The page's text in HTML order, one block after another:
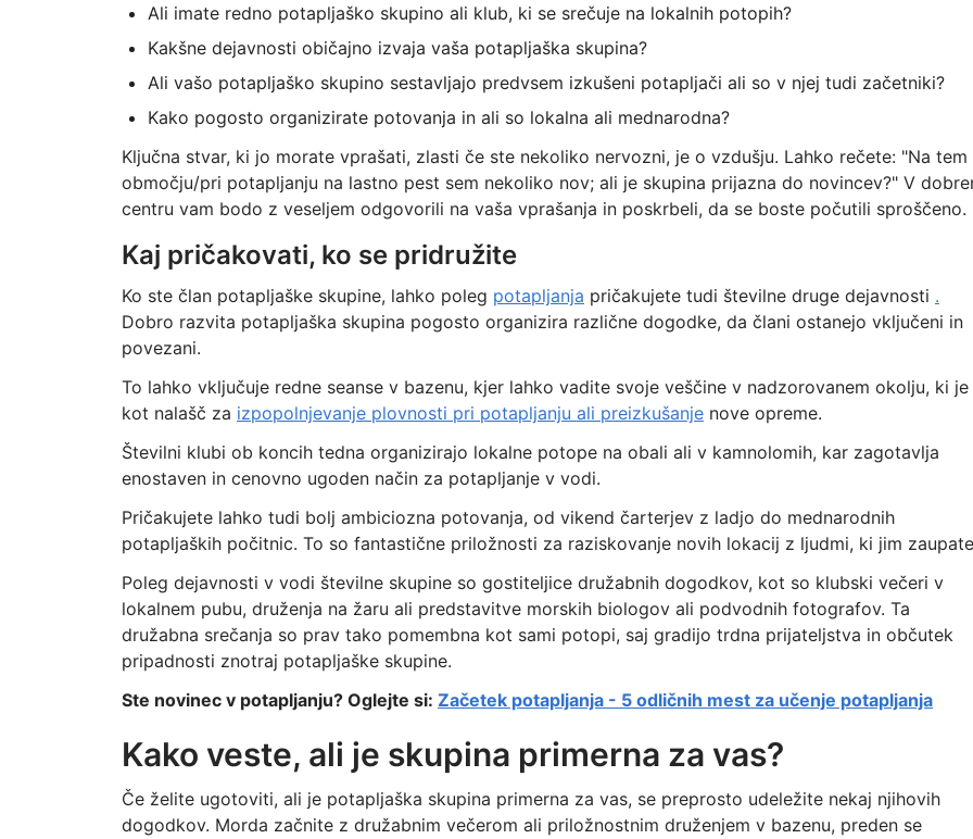
Ali imate redno potapljaško skupino ali klub, ki se srečuje na lokalnih potopih?
Kakšne dejavnosti običajno izvaja vaša potapljaška skupina?
Ali vašo potapljaško skupino sestavljajo predvsem izkušeni potapljači ali so v njej tudi začetniki?
Kako pogosto organizirate potovanja in ali so lokalna ali mednarodna?
Ključna stvar, ki jo morate vprašati, zlasti če ste nekoliko nervozni, je o vzdušju. Lahko rečete: "Na tem
območju/pri potapljanju na lastno pest sem nekoliko nov; ali je skupina prijazna do novincev?" V
centru vam bodo z veseljem odgovorili na vaša vprašanja in poskrbeli, da se boste počutili sproščeno.
Kaj pričakovati, ko se pridružite
Ko ste član potapljaške skupine, lahko poleg potapljanja pričakujete tudi številne druge dejavnosti .
Dobro razvita potapljaška skupina pogosto organizira različne dogodke, da člani ostanejo vključeni in
povezani.
To lahko vključuje redne seanse v bazenu, kjer lahko vadite svoje veščine v nadzorovanem okolju, ki je
kot nalašč za izpopolnjevanje plovnosti pri potapljanju ali preizkušanjenove opreme.
Številni klubi ob koncih tedna organizirajo lokalne potope na obali ali v kamnolomih, kar zagotavlja
enostaven in cenovno ugoden način za potapljanje v vodi.
Pričakujete lahko tudi bolj ambiciozna potovanja, od vikend čarterjev z ladjo do mednarodnih
potapljaških počitnic. To so fantastične priložnosti za raziskovanje novih lokacij z ljudmi, ki jim
Poleg dejavnosti v vodi številne skupine so gostiteljice družabnih dogodkov, kot so klubski večeri v
lokalnem pubu, druženja na žaru ali predstavitve morskih biologov ali podvodnih fotografov. Ta
družabna srečanja so prav tako pomembna kot sami potopi, saj gradijo trdna prijateljstva in občutek
pripadnosti znotraj potapljaške skupine.
Ste novinec v potapljanju? Oglejte si: Začetek potapljanja - 5 odličnih mest za učenje potapljanja
Kako veste, ali je skupina primerna za vas?
Če želite ugotoviti, ali je potapljaška skupina primerna za vas, se preprosto udeležite nekaj njihovih
dogodkov. Morda začnite z družabnim večerom ali priložnostnim druženjem v bazenu, preden se